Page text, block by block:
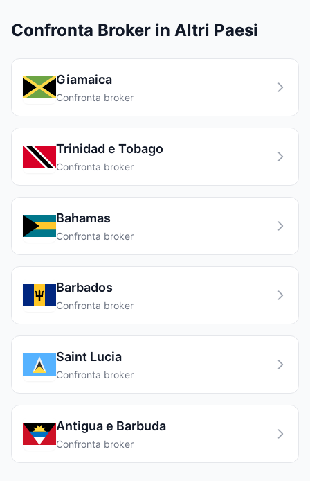
Confronta Broker in Altri Paesi
Giamaica
Confronta broker
Trinidad e Tobago
Confronta broker
Bahamas
Confronta broker
Barbados
Confronta broker
Saint Lucia
Confronta broker
Antigua e Barbuda
Confronta broker